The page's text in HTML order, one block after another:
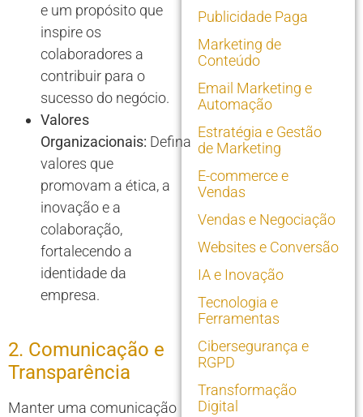
e um propósito que
inspire os
colaboradores a
contribuir para o
sucesso do negócio.
Valores
Organizacionais: Defina
valores que
promovam a ética, a
inovação e a
colaboração,
fortalecendo a
identidade da
empresa.
2. Comunicação e
Transparência
Manter uma comunicação
Publicidade Paga
Marketing de
Conteúdo
Email Marketing e
Automação
Estratégia e Gestão
de Marketing
E-commerce e
Vendas
Vendas e Negociação
Websites e Conversão
IA e Inovação
Tecnologia e
Ferramentas
Cibersegurança e
RGPD
Transformação
Digital